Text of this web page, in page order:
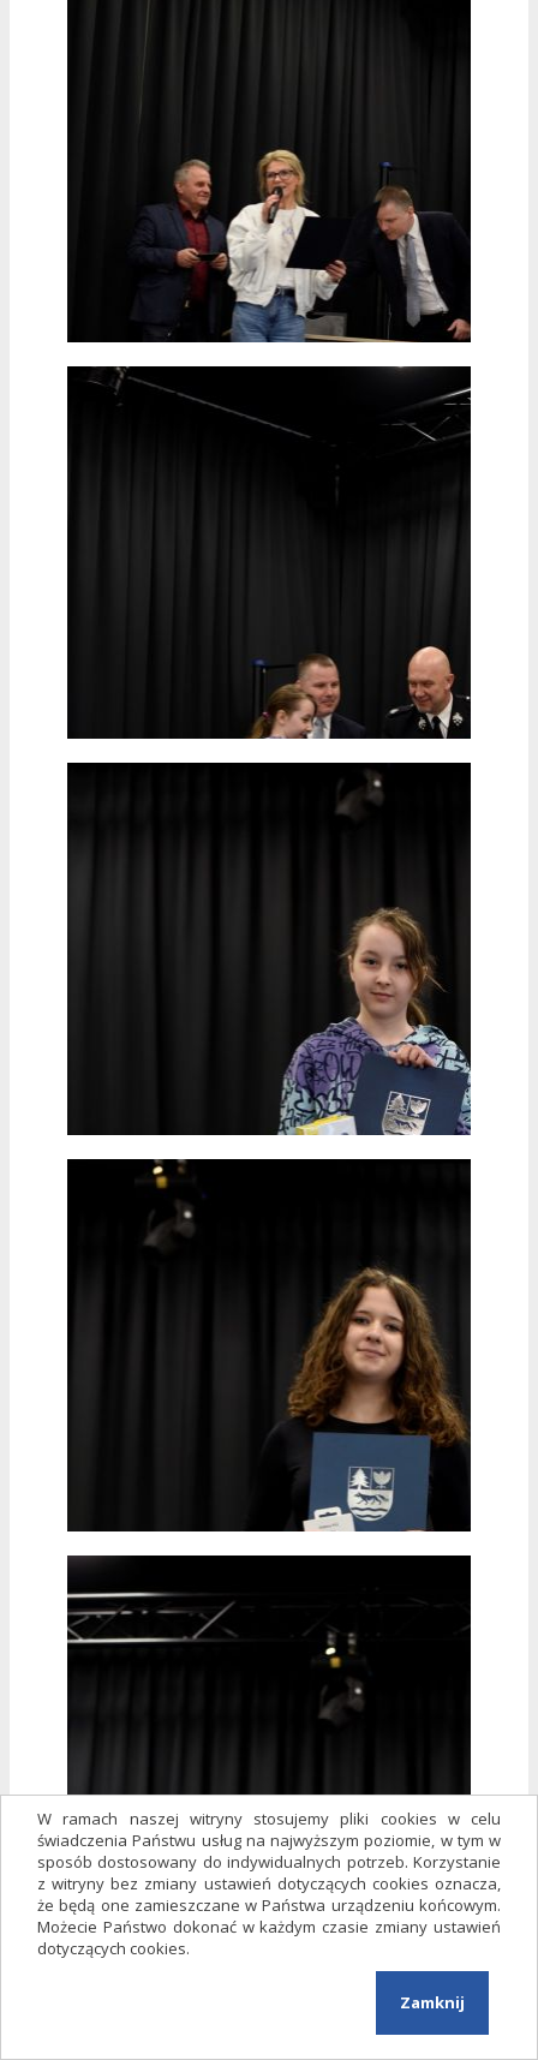
W ramach naszej witryny stosujemy pliki cookies w celu
świadczenia Państwu usług na najwyższym poziomie, w tym w
sposób dostosowany do indywidualnych potrzeb. Korzystanie
z witryny bez zmiany ustawień dotyczących cookies oznacza,
że będą one zamieszczane w Państwa urządzeniu końcowym.
Możecie Państwo dokonać w każdym czasie zmiany ustawień
dotyczących cookies.
Zamknij